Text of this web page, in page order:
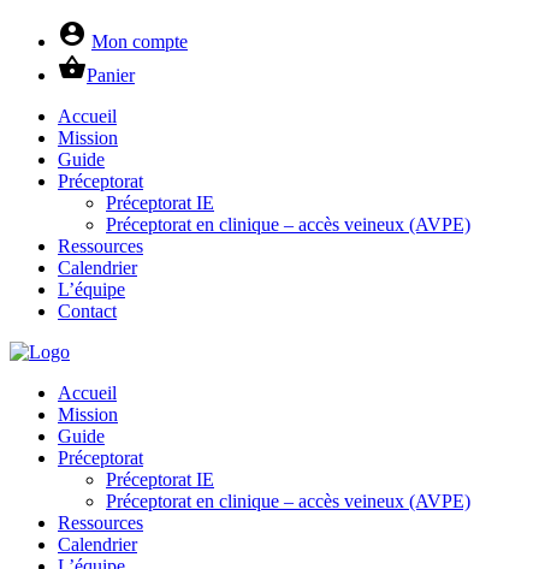
account_circle Mon compte
shopping_basketPanier
Accueil
Mission
Guide
Préceptorat
Préceptorat IE
Préceptorat en clinique – accès veineux (AVPE)
Ressources
Calendrier
L’équipe
Contact
Accueil
Mission
Guide
Préceptorat
Préceptorat IE
Préceptorat en clinique – accès veineux (AVPE)
Ressources
Calendrier